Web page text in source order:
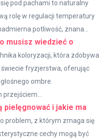
pod pachami to naturalny
rolę w regulacji temperatury
potliwość, znana...
musisz wiedzieć o
koloryzacji, która zdobywa
fryzjerstwa, oferując
ombre.
pielęgnować i jakie ma
problem, z którym zmaga się
cechy mogą być